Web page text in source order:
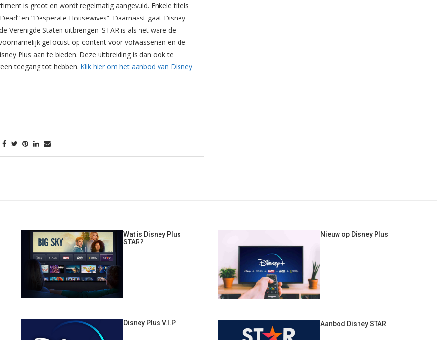
is groot en wordt regelmatig aangevuld. Enkele titels
en “Desperate Housewives”. Daarnaast gaat Disney
Verenigde Staten uitbrengen. STAR is als het ware de
gefocust op content voor volwassenen en de
Plus aan te bieden. Deze uitbreiding is dan ook te
toegang tot hebben. Klik hier om het aanbod van Disney
Wat is Disney Plus
STAR?
Disney Plus V.I.P
Nieuw op Disney Plus
Aanbod Disney STAR